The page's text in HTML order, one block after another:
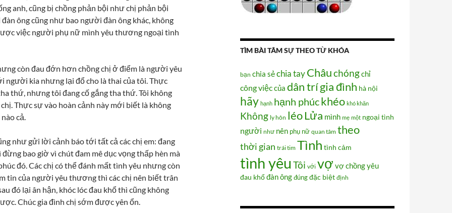
anh, cũng bị chồng phản bội như chị phản bội
ông cũng như bao người đàn ông khác, không
việc người phụ nữ mình yêu thương ngoại tình
còn đau đớn hơn chồng chị ở điểm là người yêu
người kia nhưng lại đổ cho là thai của tôi. Thực
thứ, nhưng tôi đang cố gắng tha thứ. Tôi không
Thực sự vào hoàn cảnh này mới biết là không
cả.
như gửi lời cảnh báo tới tất cả các chị em: đang
bao giờ vì chút đam mê dục vọng thấp hèn mà
đó. Các chị có thể đánh mất tình yêu nhưng còn
tin của người yêu thương thì các chị nên biết trân
đó lại ân hận, khóc lóc đau khổ thì cũng không
Chúc gia đình chị sớm được yên ổn.
TÌM BÀI TÂM SỰ THEO TỪ KHÓA
bạn chia sẻchia tay Châuchóngchỉ
công việccủa dân trígia đình hà nội
hãy hạnh hạnh phúckhéo khó khăn
Không ly hôn léoLửa mình mẹ một ngoại tình
người như nên phụ nữ quan tâm theo
thời gian trái tim Tình tình cảm
tình yêu Tôi với vợ vợ chồngyêu
đau khổđàn ôngđúngđặc biệt định